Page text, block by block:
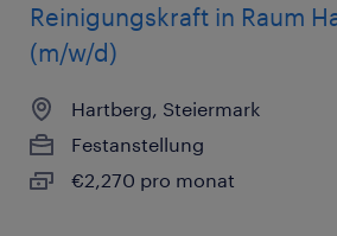
Reinigungskraft in Raum
(m/w/d)
Hartberg, Steiermark
Festanstellung
€2,270 pro monat